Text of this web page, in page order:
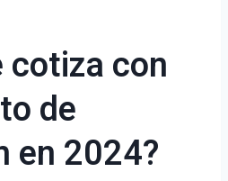
cotiza con
de
en 2024?